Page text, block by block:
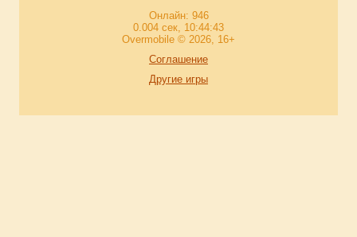
Онлайн: 946
0.004 сек, 10:44:43
Overmobile © 2026, 16+
Соглашение
Другие игры